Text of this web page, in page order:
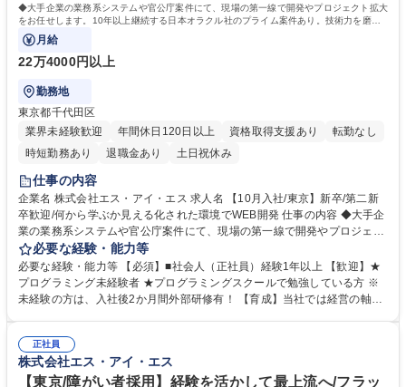
◆大手企業の業務系システムや官公庁案件にて、現場の第一線で開発やプロジェクト拡大
をお任せします。10年以上継続する日本オラクル社のプライム案件あり。技術力を磨き
続けられる環境です！
月給
22万4000円以上
勤務地
東京都千代田区
業界未経験歓迎
年間休日120日以上 資格取得支援あり
転勤なし
時短勤務あり
退職金あり 土日祝休み
仕事の内容
企業名 株式会社エス・アイ・エス 求人名 【10月入社/東京】新卒/第二新
卒歓迎/何から学ぶか見える化された環境でWEB開発 仕事の内容 ◆大手企
業の業務系システムや官公庁案件にて、現場の第一線で開発やプロジェク
ト拡大をお任せします。10年以上継続する日本オラクル社のプライム案件
あり。技術力を磨き続けられる環境です！ 【案件】Oracle社、パナソニッ
ク社はプライムで10年以上の付き合いがございます。他にも大手SI・メー
カーの製造業・公共・流通業向けの販売管理・会計・生産管理などの業務
業の幅が広まります。 多くの経験を積んで、技術者としてステップアップ
できる環境です。 募集職種 【10月入社/東京】新卒/第二新卒歓迎/何から
学ぶか見える化された環境でWEB開発
必要な経験・能力等
必要な経験・能力等 【必須】■社会人（正社員）経験1年以上 【歓迎】★
プログラミング未経験者 ★プログラミングスクールで勉強している方 ※
未経験の方は、入社後2か月間外部研修有！ 【育成】当社では経営の軸を
キルを研鑽することも可能です。 【魅力】社長の意向で社員の不満をなく
すために、年2回の面談を行い、そこから『私服勤務OK』『仕事中音楽視
聴可能』『コーヒーマシン導入』などが実現しました。 学歴・資格 学
正社員
株式会社エス・アイ・エス
【東京/障がい者採用】経験を活かして最上流へ/フラッ